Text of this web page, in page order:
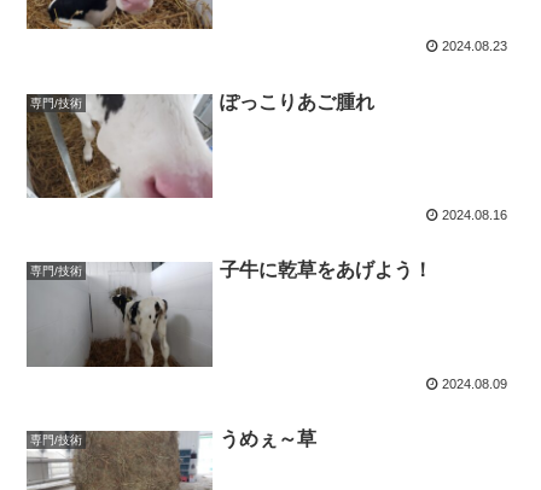
2024.08.23
専門/技術 ぽっこりあご腫れ
2024.08.16
専門/技術 子牛に乾草をあげよう！
2024.08.09
専門/技術 うめぇ～草